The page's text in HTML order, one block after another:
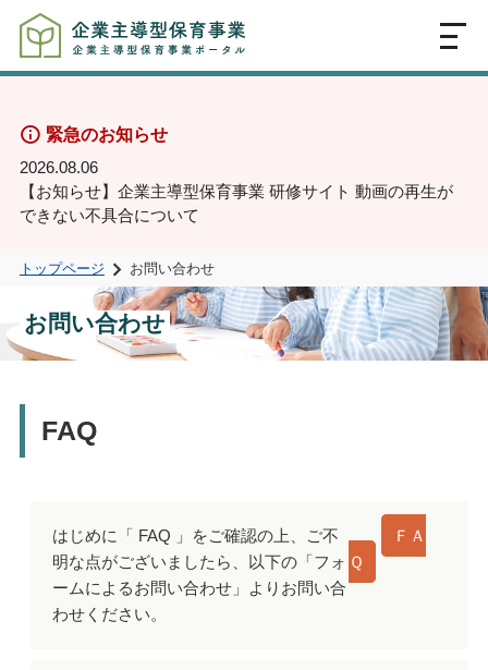
MENU
緊急のお知らせ
2026.08.06
【お知らせ】企業主導型保育事業 研修サイト 動画の再生が
できない不具合について
トップページ お問い合わせ
お問い合わせ
FAQ
はじめに「 FAQ 」をご確認の上、ご不
明な点がございましたら、以下の「フォ
ームによるお問い合わせ」よりお問い合
わせください。
ＦＡ
Ｑ